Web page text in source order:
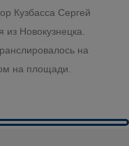
Кузбасса Сергей
Новокузнецка.
на
на площади.